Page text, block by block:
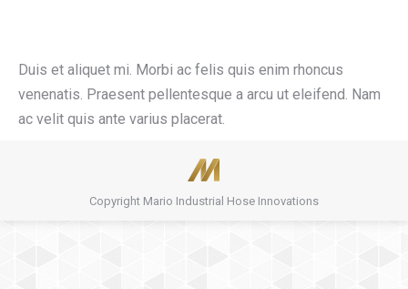
Duis et aliquet mi. Morbi ac felis quis enim rhoncus
venenatis. Praesent pellentesque a arcu ut eleifend. Nam
ac velit quis ante varius placerat.
Copyright Mario Industrial Hose Innovations